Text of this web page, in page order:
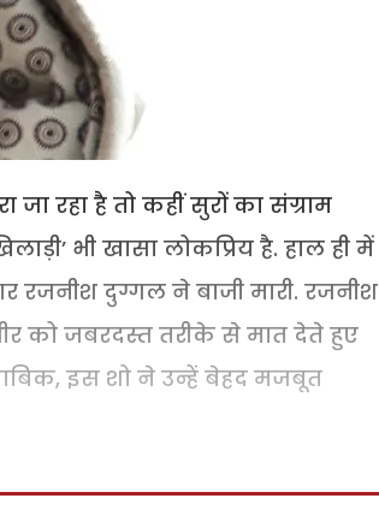
जा रहा है तो कहीं सुरों का संग्राम
भी खासा लोकप्रिय है. हाल ही में
दुग्गल ने बाजी मारी. रजनीश
को जबरदस्त तरीके से मात देते हुए
इस शो ने उन्हें बेहद मजबूत